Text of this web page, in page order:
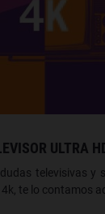
ULTRA
televisivas y
te lo contamos